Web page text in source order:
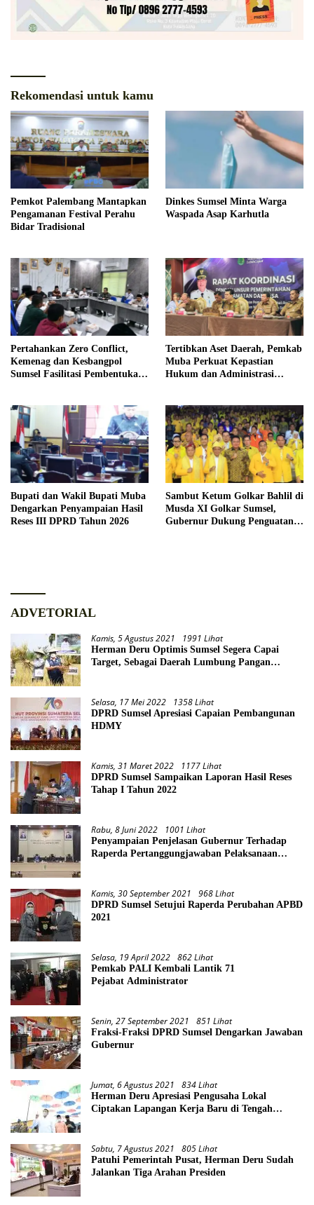
Rekomendasi untuk kamu
Pemkot Palembang Mantapkan
Pengamanan Festival Perahu
Bidar Tradisional
Dinkes Sumsel Minta Warga
Waspada Asap Karhutla
Pertahankan Zero Conflict,
Kemenag dan Kesbangpol
Sumsel Fasilitasi Pembentukan
Tertibkan Aset Daerah, Pemkab
Muba Perkuat Kepastian
Hukum dan Administrasi
Bupati dan Wakil Bupati Muba
Dengarkan Penyampaian Hasil
Reses III DPRD Tahun 2026
Sambut Ketum Golkar Bahlil di
Musda XI Golkar Sumsel,
Gubernur Dukung Penguatan
ADVETORIAL
Kamis, 5 Agustus 2021 1991 Lihat
Herman Deru Optimis Sumsel Segera Capai
Target, Sebagai Daerah Lumbung Pangan
Selasa, 17 Mei 2022 1358 Lihat
DPRD Sumsel Apresiasi Capaian Pembangunan
HDMY
Kamis, 31 Maret 2022 1177 Lihat
DPRD Sumsel Sampaikan Laporan Hasil Reses
Tahap I Tahun 2022
Rabu, 8 Juni 2022 1001 Lihat
Penyampaian Penjelasan Gubernur Terhadap
Raperda Pertanggungjawaban Pelaksanaan
Kamis, 30 September 2021 968 Lihat
DPRD Sumsel Setujui Raperda Perubahan APBD
2021
Selasa, 19 April 2022 862 Lihat
Pemkab PALI Kembali Lantik 71
Pejabat Administrator
Senin, 27 September 2021 851 Lihat
Fraksi-Fraksi DPRD Sumsel Dengarkan Jawaban
Gubernur
Jumat, 6 Agustus 2021 834 Lihat
Herman Deru Apresiasi Pengusaha Lokal
Ciptakan Lapangan Kerja Baru di Tengah
Sabtu, 7 Agustus 2021 805 Lihat
Patuhi Pemerintah Pusat, Herman Deru Sudah
Jalankan Tiga Arahan Presiden